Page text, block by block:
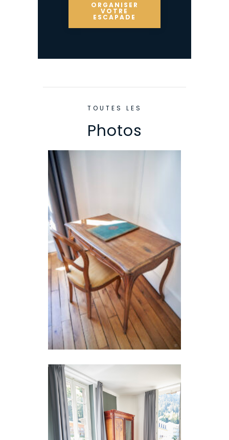
ORGANISER
VOTRE
ESCAPADE
TOUTES LES
Photos